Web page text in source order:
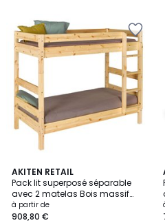
AKITEN RETAIL
Pack lit superposé séparable
avec 2 matelas Bois massif
AARON
à partir de
908,80 €
3
Couleurs